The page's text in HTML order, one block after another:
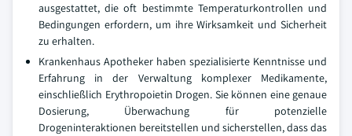
ausgestattet, die oft bestimmte Temperaturkontrollen und
Bedingungen erfordern, um ihre Wirksamkeit und Sicherheit
zu erhalten.
Krankenhaus Apotheker haben spezialisierte Kenntnisse und
Erfahrung in der Verwaltung komplexer Medikamente,
einschließlich Erythropoietin Drogen. Sie können eine genaue
Dosierung, Überwachung für potenzielle
Drogeninteraktionen bereitstellen und sicherstellen, dass das